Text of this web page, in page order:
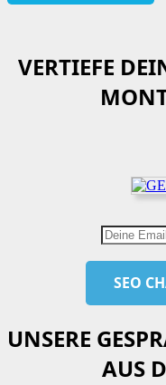
VERTIEFE
UNSERE
AUS